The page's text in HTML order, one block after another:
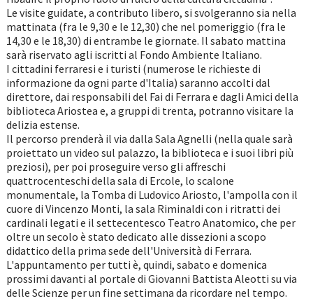
Le visite guidate, a contributo libero, si svolgeranno sia nella
mattinata (fra le 9,30 e le 12,30) che nel pomeriggio (fra le
14,30 e le 18,30) di entrambe le giornate. Il sabato mattina
sarà riservato agli iscritti al Fondo Ambiente Italiano.
I cittadini ferraresi e i turisti (numerose le richieste di
informazione da ogni parte d'Italia) saranno accolti dal
direttore, dai responsabili del Fai di Ferrara e dagli Amici della
biblioteca Ariostea e, a gruppi di trenta, potranno visitare la
delizia estense.
Il percorso prenderà il via dalla Sala Agnelli (nella quale sarà
proiettato un video sul palazzo, la biblioteca e i suoi libri più
preziosi), per poi proseguire verso gli affreschi
quattrocenteschi della sala di Ercole, lo scalone
monumentale, la Tomba di Ludovico Ariosto, l'ampolla con il
cuore di Vincenzo Monti, la sala Riminaldi con i ritratti dei
cardinali legati e il settecentesco Teatro Anatomico, che per
oltre un secolo è stato dedicato alle dissezioni a scopo
didattico della prima sede dell'Università di Ferrara.
L'appuntamento per tutti è, quindi, sabato e domenica
prossimi davanti al portale di Giovanni Battista Aleotti su via
delle Scienze per un fine settimana da ricordare nel tempo.